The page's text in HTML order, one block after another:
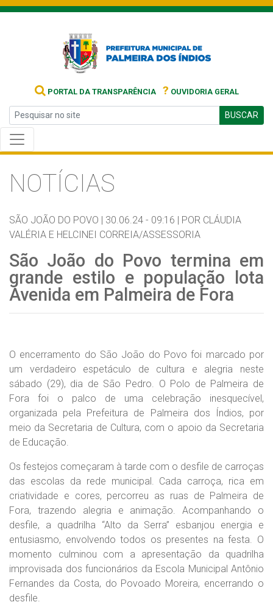
PORTAL DA TRANSPARÊNCIA ? OUVIDORIA GERAL
BUSCAR
NOTÍCIAS
SÃO JOÃO DO POVO | 30.06.24 - 09:16 | POR CLÁUDIA
VALÉRIA E HELCINEI CORREIA/ASSESSORIA
São João do Povo termina em
grande estilo e população lota
Avenida em Palmeira de Fora
O encerramento do São João do Povo foi marcado por
um verdadeiro espetáculo de cultura e alegria neste
sábado (29), dia de São Pedro. O Polo de Palmeira de
Fora foi o palco de uma celebração inesquecível,
organizada pela Prefeitura de Palmeira dos Índios, por
meio da Secretaria de Cultura, com o apoio da Secretaria
de Educação.
Os festejos começaram à tarde com o desfile de carroças
das escolas da rede municipal. Cada carroça, rica em
criatividade e cores, percorreu as ruas de Palmeira de
Fora, trazendo alegria e animação. Acompanhando o
desfile, a quadrilha “Alto da Serra” esbanjou energia e
entusiasmo, envolvendo todos os presentes na festa. O
momento culminou com a apresentação da quadrilha
improvisada dos funcionários da Escola Municipal Antônio
Fernandes da Costa, do Povoado Moreira, encerrando o
desfile.